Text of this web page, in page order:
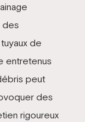
des
de
entretenus
peut
des
rigoureux